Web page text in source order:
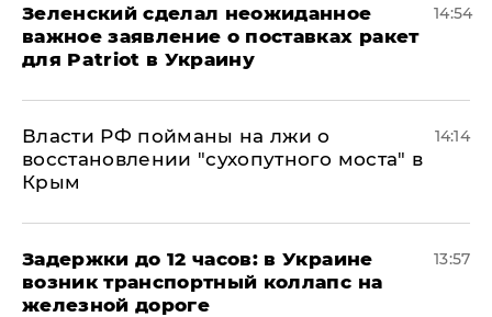
Зеленский сделал неожиданное
важное заявление о поставках ракет
для Patriot в Украину
14:54
Власти РФ пойманы на лжи о
восстановлении "сухопутного моста" в
Крым
14:14
Задержки до 12 часов: в Украине
возник транспортный коллапс на
железной дороге
13:57